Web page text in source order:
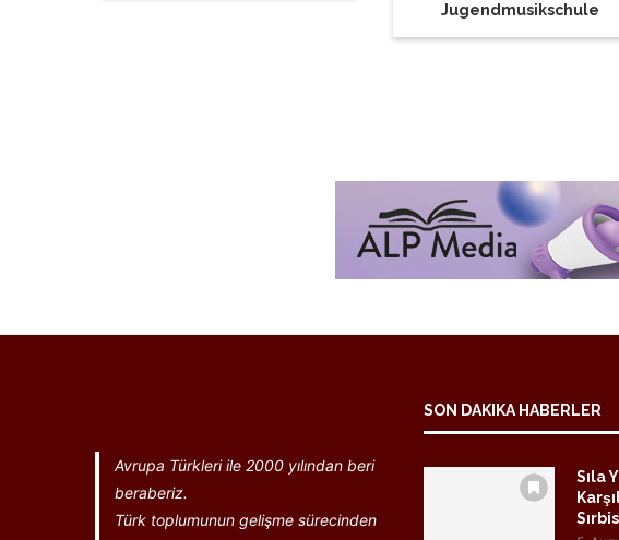
Jugendmusikschule
Avrupa Türkleri ile 2000 yılından beri
beraberiz.
Türk toplumunun gelişme sürecinden
SON DAKIKA HABERLER
Sıla